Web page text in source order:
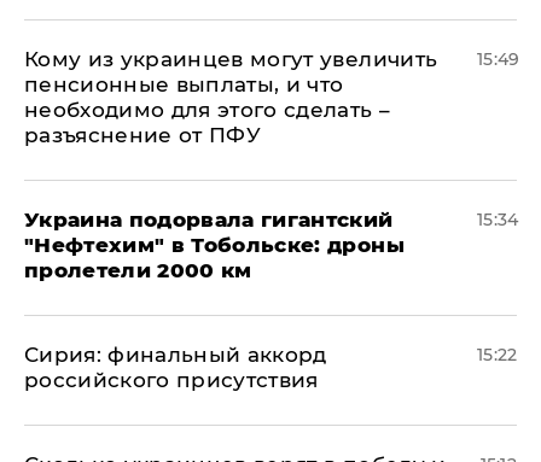
Кому из украинцев могут увеличить
пенсионные выплаты, и что
необходимо для этого сделать –
разъяснение от ПФУ
15:49
Украина подорвала гигантский
"Нефтехим" в Тобольске: дроны
пролетели 2000 км
15:34
​Сирия: финальный аккорд
российского присутствия
15:22